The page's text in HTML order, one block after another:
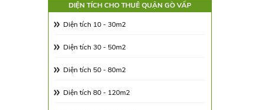
Từ 30.0 - 65.0$/m2
DIỆN TÍCH CHO THUÊ QUẬN GÒ VẤP
Diện tích 10 - 30m2
Diện tích 30 - 50m2
Diện tích 50 - 80m2
Diện tích 80 - 120m2